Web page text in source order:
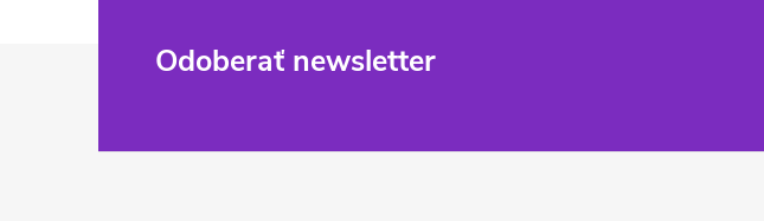
Odoberať newsletter